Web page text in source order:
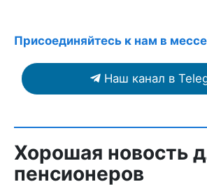
Присоединяйтесь к нам в
Наш канал в
Хорошая новость
пенсионеров